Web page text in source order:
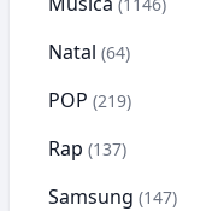
Natal (64)
POP (219)
Rap (137)
Samsung (147)